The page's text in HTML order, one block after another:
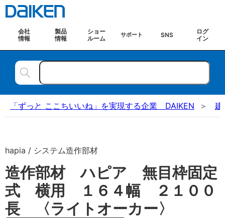
会社
情報
製品
情報
ショー
ルーム
サポート SNS
ログ
イン
「ずっと ここちいいね」を実現する企業 DAIKEN 建
hapia / システム造作部材
造作部材 ハピア 無目枠固定
式 横用 １６４幅 ２１００
長 〈ライトオーカー〉